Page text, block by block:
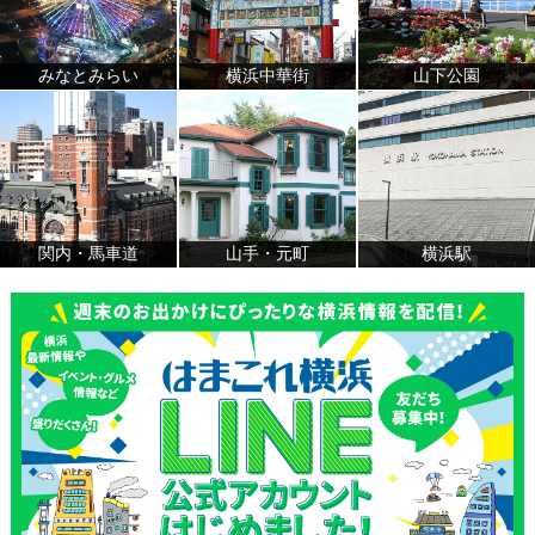
みなとみらい 横浜中華街 山下公園
関内・馬車道 山手・元町 横浜駅